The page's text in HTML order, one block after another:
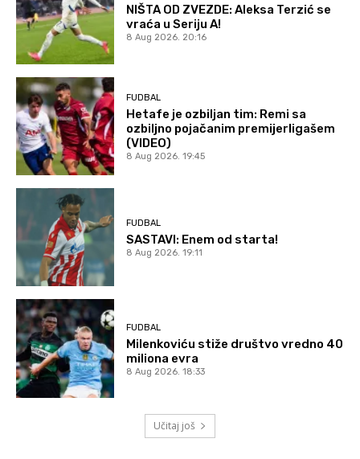
NIŠTA OD ZVEZDE: Aleksa Terzić se
vraća u Seriju A!
8 Aug 2026. 20:16
FUDBAL
Hetafe je ozbiljan tim: Remi sa
ozbiljno pojačanim premijerligašem
(VIDEO)
8 Aug 2026. 19:45
FUDBAL
SASTAVI: Enem od starta!
8 Aug 2026. 19:11
FUDBAL
Milenkoviću stiže društvo vredno 40
miliona evra
8 Aug 2026. 18:33
Učitaj još